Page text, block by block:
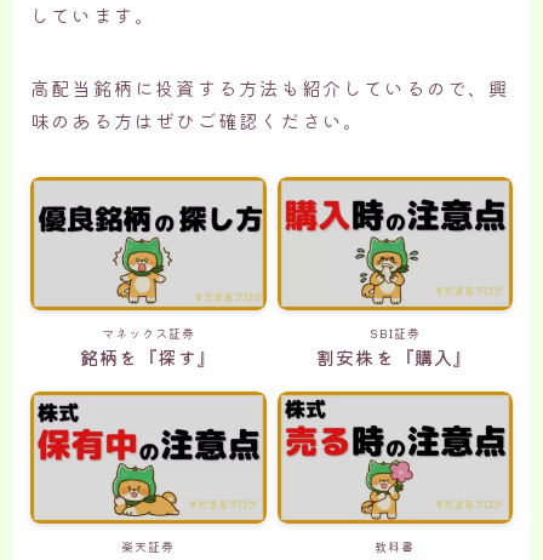
しています。
高配当銘柄に投資する方法も紹介しているので、興
味のある方はぜひご確認ください。
マネックス証券
銘柄を『探す』
SBI証券
割安株を『購入』
楽天証券 教科書